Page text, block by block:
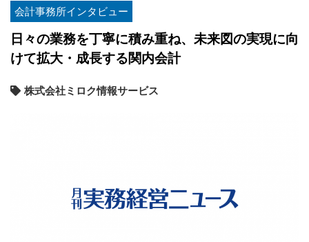
会計事務所インタビュー
日々の業務を丁寧に積み重ね、未来図の実現に向
けて拡大・成長する関内会計
株式会社ミロク情報サービス